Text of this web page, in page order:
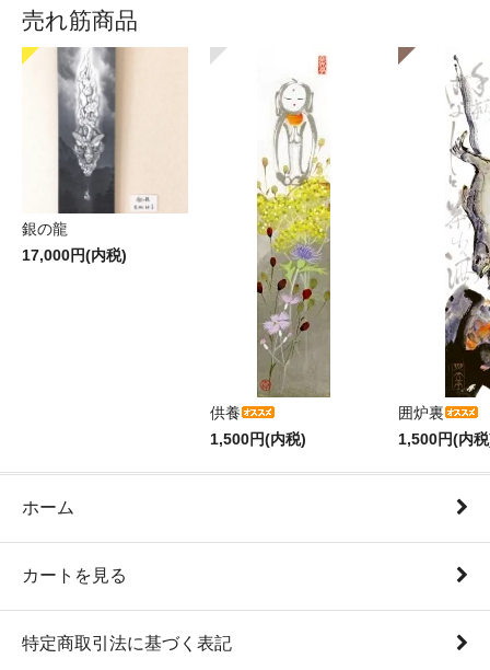
売れ筋商品
銀の龍
17,000円(内税)
供養
1,500円(内税)
囲炉裏
1,500円(内
ホーム
カートを見る
特定商取引法に基づく表記